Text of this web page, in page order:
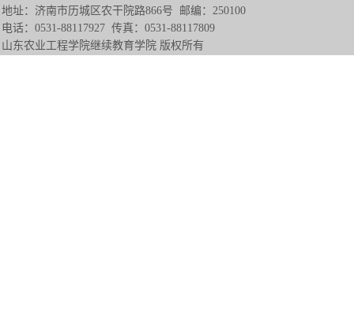
地址：济南市历城区农干院路866号 邮编：250100
电话：0531-88117927 传真：0531-88117809
山东农业工程学院继续教育学院 版权所有